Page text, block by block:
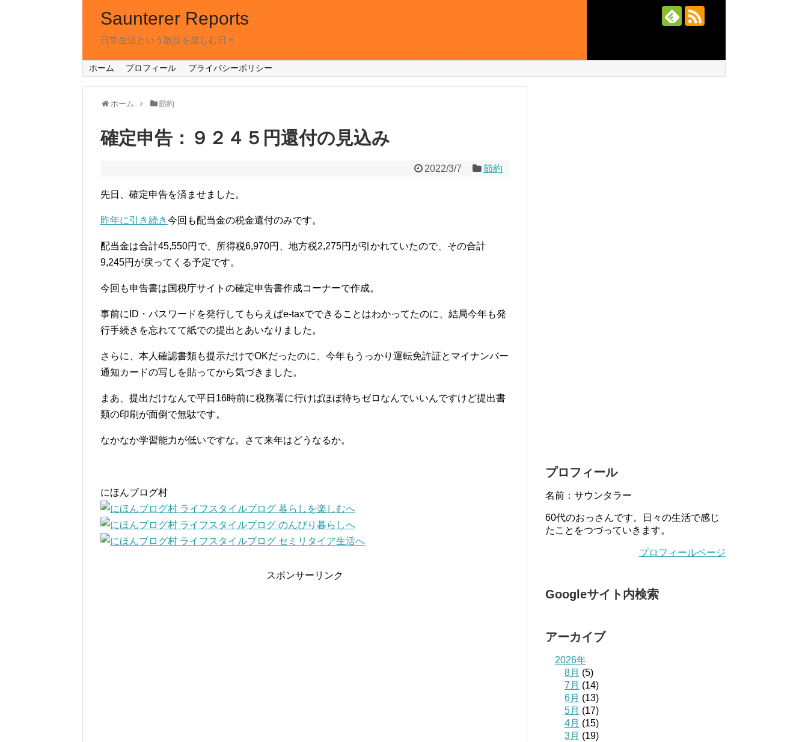
Saunterer Reports
日常生活という散歩を楽しむ日々
ホーム プロフィール プライバシーポリシー
ホーム 節約
確定申告：９２４５円還付の見込み
2022/3/7 節約
先日、確定申告を済ませました。
昨年に引き続き今回も配当金の税金還付のみです。
配当金は合計45,550円で、所得税6,970円、地方税2,275円が引かれていたので、その合計
9,245円が戻ってくる予定です。
今回も申告書は国税庁サイトの確定申告書作成コーナーで作成。
事前にID・パスワードを発行してもらえばe-taxでできることはわかってたのに、結局今年も発
行手続きを忘れてて紙での提出とあいなりました。
さらに、本人確認書類も提示だけでOKだったのに、今年もうっかり運転免許証とマイナンバー
通知カードの写しを貼ってから気づきました。
まあ、提出だけなんで平日16時前に税務署に行けばほぼ待ちゼロなんでいいんですけど提出書
類の印刷が面倒で無駄です。
なかなか学習能力が低いですな。さて来年はどうなるか。
にほんブログ村
スポンサーリンク
プロフィール
名前：サウンタラー
60代のおっさんです。日々の生活で感じ
たことをつづっていきます。
プロフィールページ
Googleサイト内検索
アーカイブ
2026年
8月 (5)
7月 (14)
6月 (13)
5月 (17)
4月 (15)
3月 (19)